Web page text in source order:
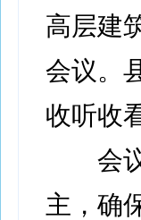
高层建
会议。
收听收
会议
主，确